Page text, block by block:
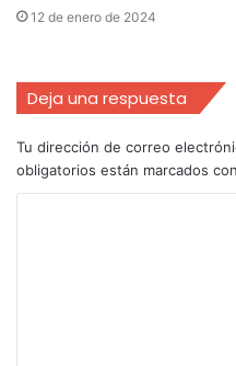
12 de enero de 2024
Deja una respuesta
Tu dirección de correo
obligatorios están marcados con